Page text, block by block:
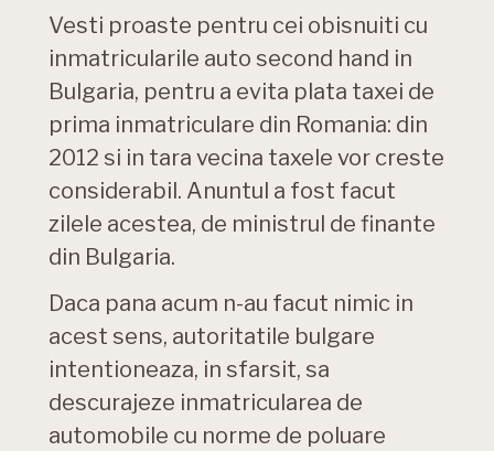
Vesti proaste pentru cei obisnuiti cu
inmatricularile auto second hand in
Bulgaria, pentru a evita plata taxei de
prima inmatriculare din Romania: din
2012 si in tara vecina taxele vor creste
considerabil. Anuntul a fost facut
zilele acestea, de ministrul de finante
din Bulgaria.
Daca pana acum n-au facut nimic in
acest sens, autoritatile bulgare
intentioneaza, in sfarsit, sa
descurajeze inmatricularea de
automobile cu norme de poluare